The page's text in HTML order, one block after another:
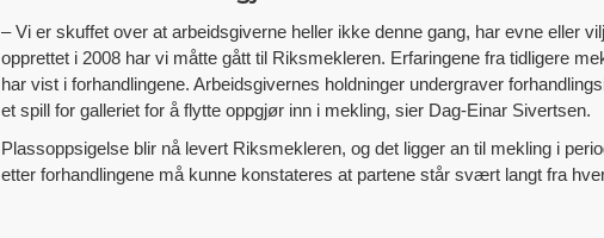
– Vi er skuffet over at arbeidsgiverne heller ikke denne gang, har evne eller
opprettet i 2008 har vi måtte gått til Riksmekleren. Erfaringene fra tidligere
har vist i forhandlingene. Arbeidsgivernes holdninger undergraver
et spill for galleriet for å flytte oppgjør inn i mekling, sier Dag-Einar Sivertsen.
Plassoppsigelse blir nå levert Riksmekleren, og det ligger an til mekling i
etter forhandlingene må kunne konstateres at partene står svært langt fra